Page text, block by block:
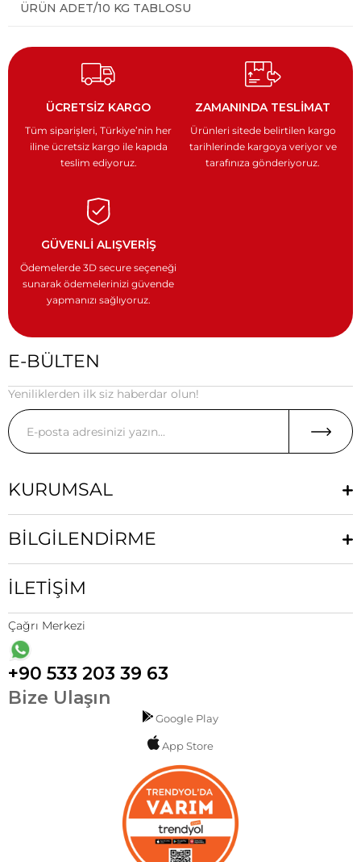
ÜRÜN ADET/10 KG TABLOSU
ÜCRETSİZ KARGO
Tüm siparişleri, Türkiye’nin her
iline ücretsiz kargo ilekapıda
teslim ediyoruz.
ZAMANINDA TESLİMAT
Ürünleri sitede belirtilen kargo
tarihlerinde kargoya veriyorve
tarafınıza gönderiyoruz.
GÜVENLİ ALIŞVERİŞ
Ödemelerde 3D secure seçeneği
sunarak ödemelerinizi güvende
yapmanızı sağlıyoruz.
E-BÜLTEN
Yeniliklerden ilk siz haberdar olun!
KURUMSAL
BİLGİLENDİRME
İLETİŞİM
Çağrı Merkezi
+90 533 203 39 63
Bize Ulaşın
Google Play
App Store